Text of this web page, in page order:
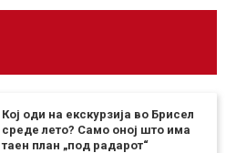
Кој оди на екскурзија во Брисел
среде лето? Само оној што има
таен план „под радарот“